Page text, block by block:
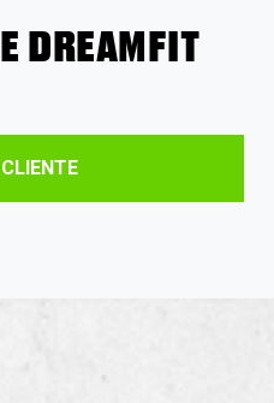
DREAMFIT